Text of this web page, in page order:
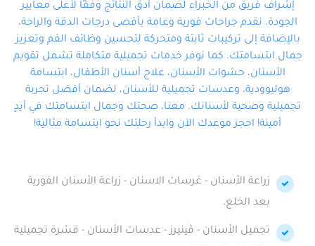
احترافية ودقة.
إشراف فريق من الخبراء لضمان أدق النتائج وفقًا لأعلى معايير
الجودة. نقدم جراحات فورية وعامة بأقصى درجات الدقة والراحة،
بالإضافة إلى تركيبات ثابتة ومتحركة لتحسين وظائف الفم وتعزيز
جمال ابتسامتك. كما نوفر خدمات تجميلية متكاملة تشمل تقويم
الأسنان، حشوات الأسنان، علاج أسنان الأطفال، ابتسامة
هوليوودية، وعدسات تجميلية للأسنان، لضمان أفضل تجربة
تجميلية وصحية لأسنانك. معنا، صحتك وجمال ابتسامتك في أيدٍ
أمينة! احجز موعدك الآن وابدأ رحلتك نحو ابتسامة مثالية!
زراعة الأسنان - غرسات الاسنان - زراعة الأسنان الفورية
بعد الخلع.
تجميل الأسنان - ڤينيرز - عدسات الأسنان - قشرة تجميلية